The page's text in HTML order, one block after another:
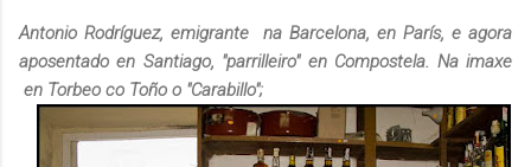
Antonio Rodríguez, emigrante na Barcelona, en París, e agora
aposentado en Santiago, "parrilleiro" en Compostela. Na imaxe
en Torbeo co Toño o "Carabillo";